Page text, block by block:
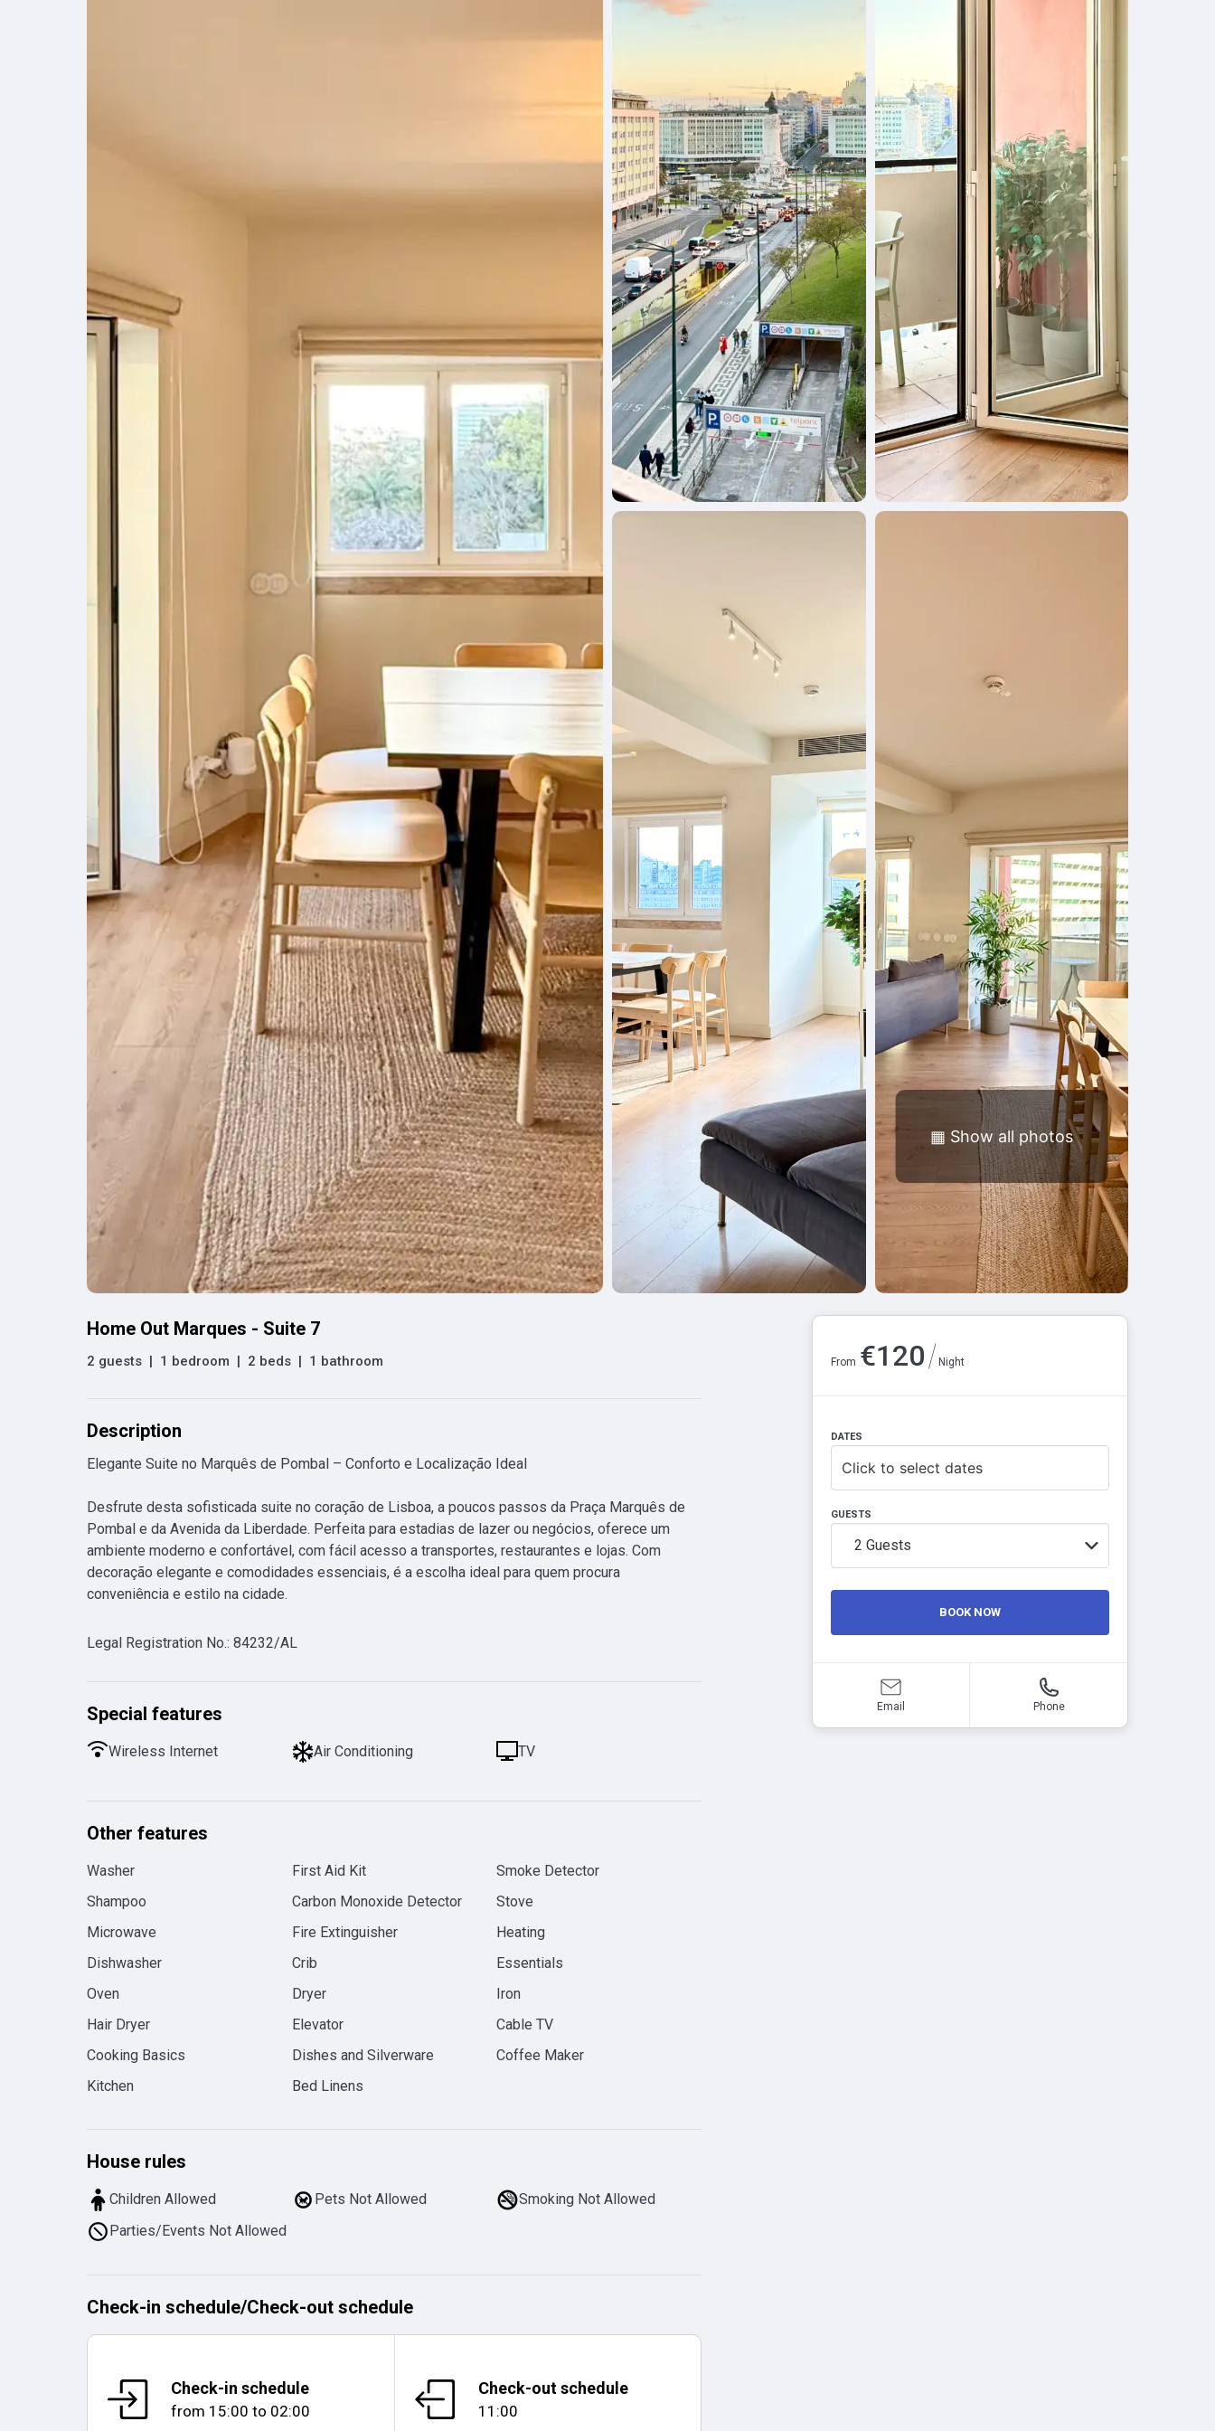
▦ Show all photos
Home Out Marques - Suite 7
2 guests | 1 bedroom | 2 beds | 1 bathroom
Description
Elegante Suite no Marquês de Pombal – Conforto e Localização Ideal
Desfrute desta sofisticada suite no coração de Lisboa, a poucos passos da Praça Marquês de
Pombal e da Avenida da Liberdade. Perfeita para estadias de lazer ou negócios, oferece um
ambiente moderno e confortável, com fácil acesso a transportes, restaurantes e lojas. Com
decoração elegante e comodidades essenciais, é a escolha ideal para quem procura
conveniência e estilo na cidade.
Legal Registration No.: 84232/AL
Special features
Wireless Internet Air Conditioning TV
Other features
Washer First Aid Kit
Smoke Detector
Shampoo
Carbon Monoxide Detector
Stove
Microwave
Fire Extinguisher
Heating
Dishwasher
Crib
Essentials
Oven
Dryer
Iron
Hair Dryer
Elevator
Cable TV
Cooking Basics
Dishes and Silverware
Coffee Maker
Kitchen
Bed Linens
House rules
Children Allowed Pets Not Allowed
Smoking Not Allowed
Parties/Events Not Allowed
Check-in schedule/Check-out schedule
Check-in schedule
from 15:00 to 02:00
Check-out schedule
11:00
From €120/ Night
DATES
Click to select dates
GUESTS
2 Guests
BOOK NOW
Email Phone